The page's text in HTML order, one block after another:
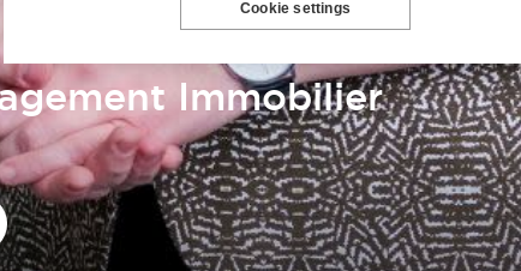
Immobilier
Cookie settings